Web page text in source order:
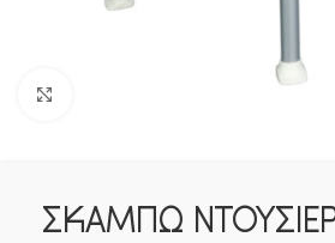
ΣΚΑΜΠΩ